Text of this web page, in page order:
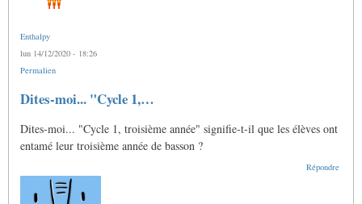
Enthalpy
lun 14/12/2020 - 18:26
Permalien
Dites-moi... "Cycle 1,…
Dites-moi... "Cycle 1, troisième année" signifie-t-il que les élèves ont
entamé leur troisième année de basson ?
Répondre